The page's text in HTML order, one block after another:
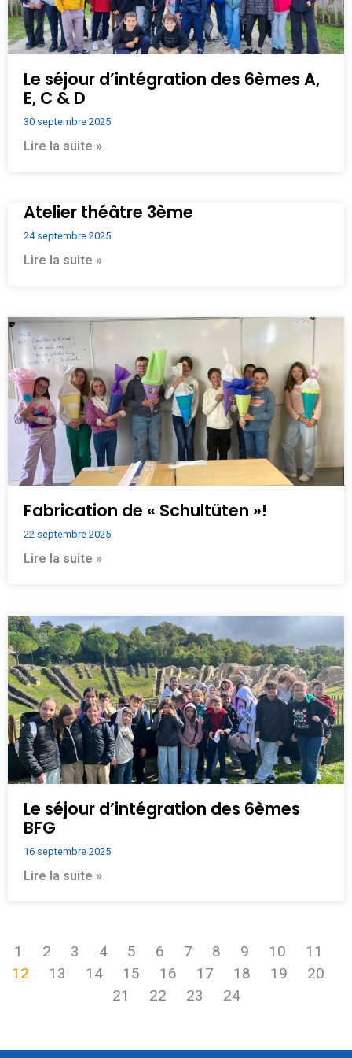
Le séjour d’intégration des 6èmes A,
E, C & D
30 septembre 2025
Lire la suite »
Atelier théâtre 3ème
24 septembre 2025
Lire la suite »
Fabrication de « Schultüten »!
22 septembre 2025
Lire la suite »
Le séjour d’intégration des 6èmes
BFG
16 septembre 2025
Lire la suite »
1 2 3 4 5 6 7 8 9 10
11
12
13 14 15 16 17 18 19
20
21
22 23 24